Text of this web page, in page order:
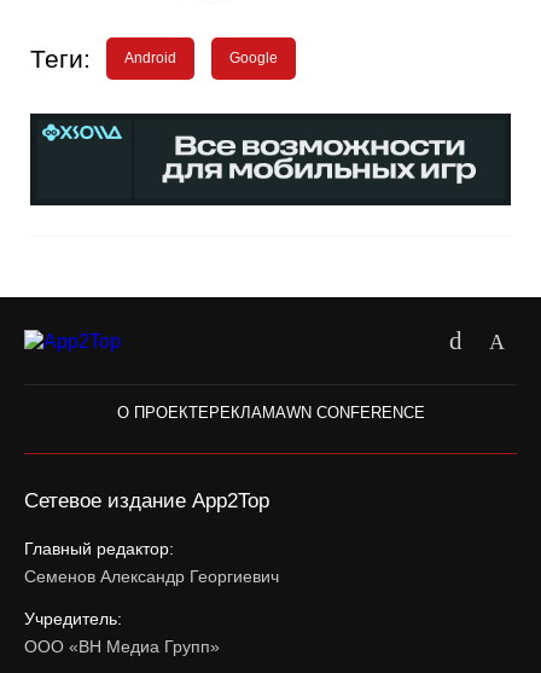
Теги: Android Google
О ПРОЕКТЕРЕКЛАМАWN CONFERENCE
Сетевое издание App2Top
Главный редактор:
Семенов Александр Георгиевич
Учредитель:
ООО «ВН Медиа Групп»